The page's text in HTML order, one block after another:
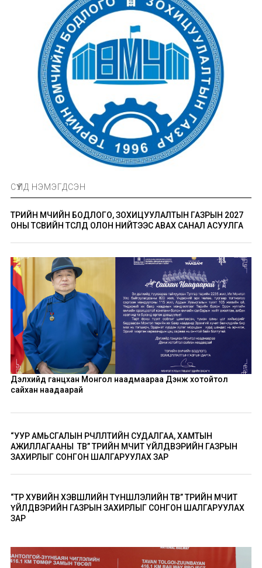
СҮҮЛД НЭМЭГДСЭН
ТӨРИЙН ӨМЧИЙН БОДЛОГО, ЗОХИЦУУЛАЛТЫН ГАЗРЫН 2027
ОНЫ ТӨСВИЙН ТӨСӨЛД ОЛОН НИЙТЭЭС АВАХ САНАЛ АСУУЛГА
Дэлхийд ганцхан Монгол наадмаараа Дэнж хотойтол
сайхан наадаарай
“УУР АМЬСГАЛЫН ӨӨРЧЛӨЛТИЙН СУДАЛГАА, ХАМТЫН
АЖИЛЛАГААНЫ ТӨВ” ТӨРИЙН ӨМЧИТ ҮЙЛДВЭРИЙН ГАЗРЫН
ЗАХИРЛЫГ СОНГОН ШАЛГАРУУЛАХ ЗАР
“ТӨР ХУВИЙН ХЭВШЛИЙН ТҮНШЛЭЛИЙН ТӨВ” ТӨРИЙН ӨМЧИТ
ҮЙЛДВЭРИЙН ГАЗРЫН ЗАХИРЛЫГ СОНГОН ШАЛГАРУУЛАХ
ЗАР